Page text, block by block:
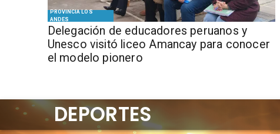
PROVINCIA LOS
ANDES
Delegación de educadores peruanos y
Unesco visitó liceo Amancay para conocer
el modelo pionero
DEPORTES